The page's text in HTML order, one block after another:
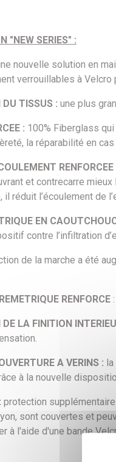
"NEW SERIES" :
nouvelle solution en
verrouillables à Velcro
TISSUS : une plus
: 100% Fiberglass
la réparabilité en
RENFORCEE
et contrecarre
il réduit l’écoulement de
EN
contre l’infiltration
de la marche a été
RENFORCE
LA FINITION
A VERINS :
à la nouvelle
protection
sont couvertes et
à l'aide d'une bande